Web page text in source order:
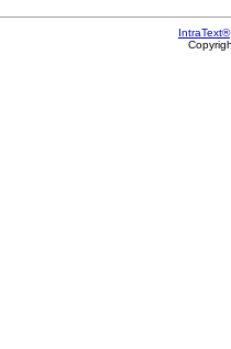
IntraText®